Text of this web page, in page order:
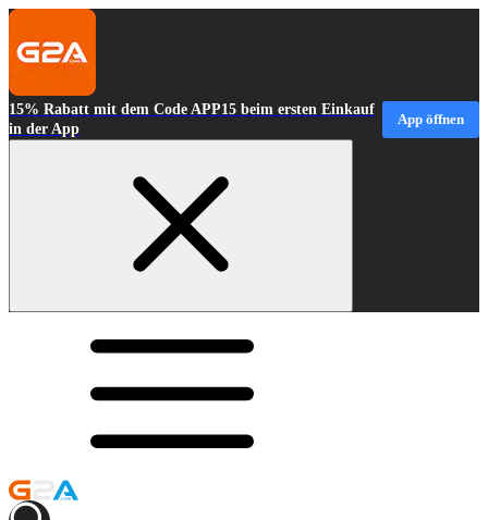
15% Rabatt mit dem Code APP15 beim ersten Einkauf
in der App
App öffnen